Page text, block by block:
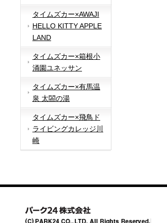
タイムズカー×AWAJI
HELLO KITTY APPLE
LAND
タイムズカー×箱根小
涌園ユネッサン
タイムズカー×有馬温
泉 太閤の湯
タイムズカー×飛鳥ド
ライビングカレッジ川
崎